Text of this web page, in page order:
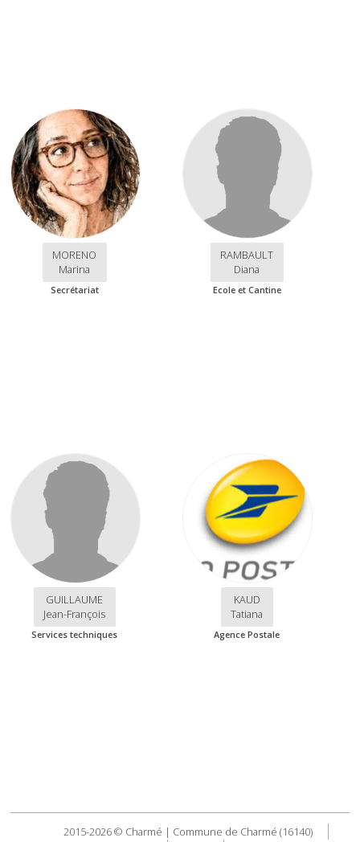
MORENO
Marina
Secrétariat
RAMBAULT
Diana
Ecole et Cantine
GUILLAUME
Jean-François
Services techniques
KAUD
Tatiana
Agence Postale
2015-2026 © Charmé | Commune de Charmé (16140)